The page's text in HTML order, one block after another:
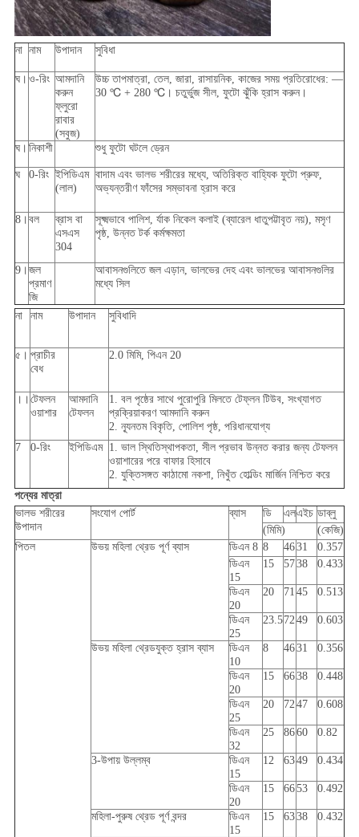
না নাম উপাদান সুবিধা
ঘ। ও-রিং আমদানি
করুন
ফ্লুরো
রাবার
(সবুজ)
উচ্চ তাপমাত্রা, তেল, জারা, রাসায়নিক, কাজের সময় প্রতিরোধের: —
30 ℃ + 280 ℃। চতুর্ভুজ সীল, ফুটো ঝুঁকি হ্রাস করুন।
ঘ। নিকাশী শুধু ফুটো ঘটলে ড্রেন
ঘ 0-রিং ইপিডিএম
(লাল)
বাদাম এবং ভালভ শরীরের মধ্যে, অতিরিক্ত বাহ্যিক ফুটো প্রুফ,
অভ্যন্তরীণ ফাঁসের সম্ভাবনা হ্রাস করে
8। বল
ব্রাস বা
এসএস
304
সূক্ষ্মভাবে পালিশ, র্যাক নিকেল কলাই (ব্যারেল ধাতুপট্টাবৃত নয়), মসৃণ
পৃষ্ঠ, উন্নত টর্ক কর্মক্ষমতা
9। জল
প্রমাণ
জি
আবাসনগুলিতে জল এড়ান, ভালভের দেহ এবং ভালভের আবাসনগুলির
মধ্যে সিল
না নাম উপাদান সুবিধাদি
৫। প্রাচীর
বেধ
2.0 মিমি, পিএন 20
।। টেফলন
ওয়াশার
আমদানি
টেফলন
1. বল পৃষ্ঠের সাথে পুরোপুরি মিলতে টেফ্লন টিউব, সংখ্যাগত
প্রক্রিয়াকরণ আমদানি করুন
2. ন্যূনতম বিকৃতি, পোলিশ পৃষ্ঠ, পরিধানযোগ্য
7
0-রিং ইপিডিএম
1. ভাল স্থিতিস্থাপকতা, সীল প্রভাব উন্নত করার জন্য টেফলন
ওয়াশারের পরে বাফার হিসাবে
2. যুক্তিসঙ্গত কাঠামো নকশা, নিখুঁত হোল্ডিং মার্জিন নিশ্চিত করে
পন্যের মাত্রা
ভালভ শরীরের
উপাদান
সংযোগ পোর্ট ব্যাস ডি এলএইচ ডাব্লু
(মিমি)
(কেজি)
পিতল
উভয় মহিলা থ্রেড পূর্ণ ব্যাস ডিএন 8 8 4631
0.357
ডিএন
15
15 5738 0.433
ডিএন
20
20 71 45 0.513
ডিএন
25
23.572 49 0.603
উভয় মহিলা থ্রেডযুক্ত হ্রাস ব্যাস
ডিএন
10
8 4631 0.356
ডিএন
20
15 6638 0.448
ডিএন
25
20 72 47 0.608
ডিএন
32
25 8660 0.82
3-উপায় উল্লম্ব
ডিএন
15
12 6349 0.434
ডিএন
20
15 6653 0.492
মহিলা-পুরুষ থ্রেড পূর্ণ বন্দর
ডিএন
15
15 6338 0.432